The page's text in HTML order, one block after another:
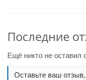
Последние
Ещё никто не
Оставьте ваш